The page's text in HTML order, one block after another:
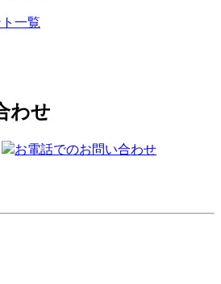
一覧
わせ
お電話でのお問い合わせ